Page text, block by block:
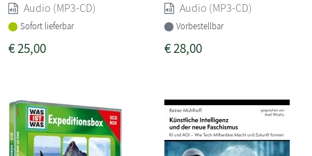
Audio (MP3-CD)
Sofort lieferbar
€25,00
Audio (MP3-CD)
Vorbestellbar
€28,00